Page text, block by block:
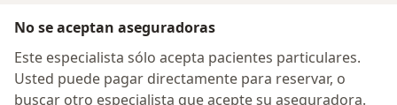
No se aceptan aseguradoras
Este especialista sólo acepta pacientes particulares.
Usted puede pagar directamente para reservar, o
buscar otro especialista que acepte su aseguradora.